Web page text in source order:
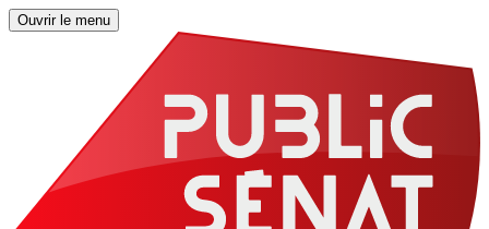
Ouvrir le menu